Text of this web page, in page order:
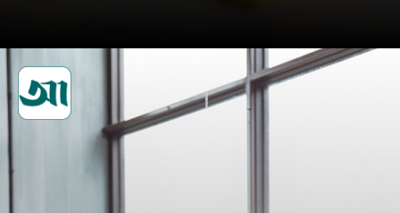
সহশিক্ষা কার্যক্রমে অংশগ্রহণ করুন